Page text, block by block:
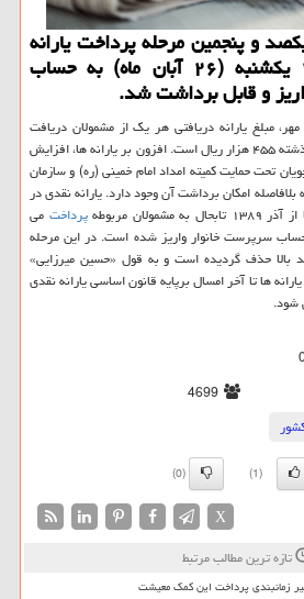
و پنجمین مرحله پرداخت یارانه
نقدی در ساعت ۲۴ یكشنبه (۲۶ آبان ماه) به حساب
و قابل برداشت شد.
مبلغ یارانه دریافتی هر یك از مشمولان دریافت
یارانه نقدی همانند نوبت های گذشته ۴۵۵ هزار ریال است. افزون بر یارانه ها، افزایش
تحت حمایت كمیته امداد امام خمینی (ره) و سازمان
امكان برداشت آن وجود دارد. یارانه نقدی در
مربوطه
پرداخت می
۱۰۵ مرحله به حساب سرپرست خانوار واریز شده است. در این مرحله
با درآمد بالا حذف گردیده است و به قول «حسین میرزایی»
ها تا آخر امسال برپایه قانون اساسی یارانه نقدی
شود.
4699
(1)
(0)
X
تازه ترین مطالب مرتبط
زمانبندی پرداخت این کمک معیشت